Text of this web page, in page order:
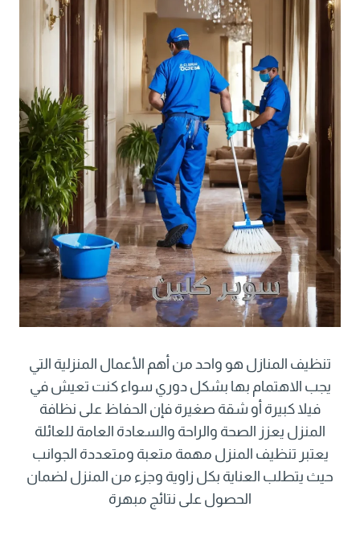
تنظيف المنازل هو واحد من أهم الأعمال المنزلية التي
يجب الاهتمام بها بشكل دوري سواء كنت تعيش في
فيلا كبيرة أو شقة صغيرة فإن الحفاظ على نظافة
المنزل يعزز الصحة والراحة والسعادة العامة للعائلة
يعتبر تنظيف المنزل مهمة متعبة ومتعددة الجوانب
حيث يتطلب العناية بكل زاوية وجزء من المنزل لضمان
الحصول على نتائج مبهرة